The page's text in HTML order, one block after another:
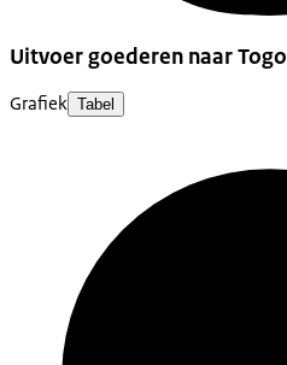
Uitvoer goederen naar Togo
Grafiek Tabel